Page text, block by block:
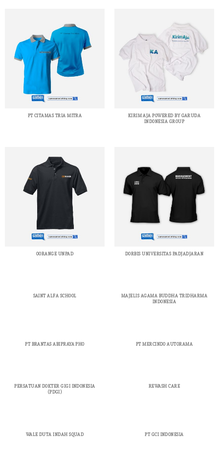
PT CITAMAS TRIA MITRA
KIRIM AJA POWERED BY GARUDA
INDONESIA GROUP
OORANGE UNPAD DORBIS UNIVERSITAS PADJADJARAN
SAINT ALFA SCHOOL
MAJELIS AGAMA BUDDHA TRIDHARMA
INDONESIA
PT BRANTAS ABIPRAYA PHO PT MERCINDO AUTORAMA
PERSATUAN DOKTER GIGI INDONESIA
(PDGI)
REWASH CARE
WALE DUTA INDAH SQUAD PT GCI INDONESIA